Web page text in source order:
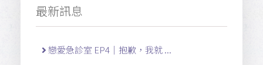
最新訊息
戀愛急診室 EP4｜抱歉，我就 ...